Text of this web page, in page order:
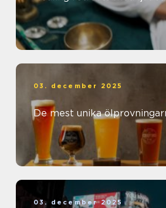
03. december 2025
De mest unika
03. december 2025